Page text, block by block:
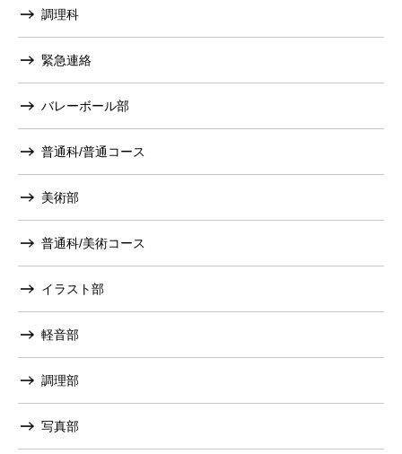
調理科
緊急連絡
バレーボール部
普通科/普通コース
美術部
普通科/美術コース
イラスト部
軽音部
調理部
写真部